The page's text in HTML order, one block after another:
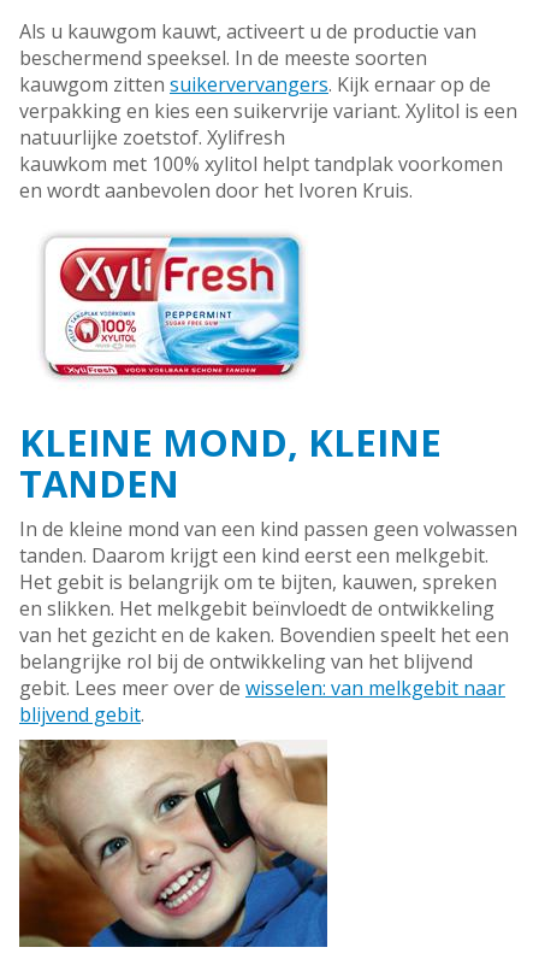
Als u kauwgom kauwt, activeert u de productie van
beschermend speeksel. In de meeste soorten
kauwgom zitten suikervervangers. Kijk ernaar op de
verpakking en kies een suikervrije variant. Xylitol is een
natuurlijke zoetstof. Xylifresh
kauwkom met 100% xylitol helpt tandplak voorkomen
en wordt aanbevolen door het Ivoren Kruis.
KLEINE MOND, KLEINE
TANDEN
In de kleine mond van een kind passen geen volwassen
tanden. Daarom krijgt een kind eerst een melkgebit.
Het gebit is belangrijk om te bijten, kauwen, spreken
en slikken. Het melkgebit beïnvloedt de ontwikkeling
van het gezicht en de kaken. Bovendien speelt het een
belangrijke rol bij de ontwikkeling van het blijvend
gebit. Lees meer over de wisselen: van melkgebit naar
blijvend gebit.